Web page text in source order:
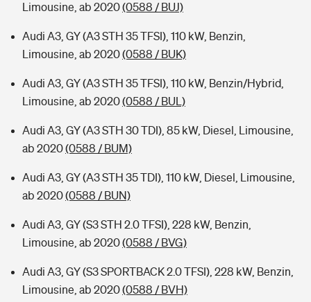
Limousine, ab 2020(0588 / BUJ)
Audi A3, GY (A3 STH 35 TFSI), 110 kW, Benzin,
Limousine, ab 2020(0588 / BUK)
Audi A3, GY (A3 STH 35 TFSI), 110 kW, Benzin/Hybrid,
Limousine, ab 2020(0588 / BUL)
Audi A3, GY (A3 STH 30 TDI), 85 kW, Diesel, Limousine,
ab 2020(0588 / BUM)
Audi A3, GY (A3 STH 35 TDI), 110 kW, Diesel, Limousine,
ab 2020(0588 / BUN)
Audi A3, GY (S3 STH 2.0 TFSI), 228 kW, Benzin,
Limousine, ab 2020(0588 / BVG)
Audi A3, GY (S3 SPORTBACK 2.0 TFSI), 228 kW, Benzin,
Limousine, ab 2020(0588 / BVH)